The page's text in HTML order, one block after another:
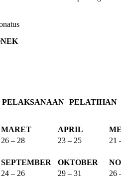
PELATIHAN
MARET APRIL
26 – 28 23 – 25 21
SEPTEMBER OKTOBER
24 – 26 29 – 31 26